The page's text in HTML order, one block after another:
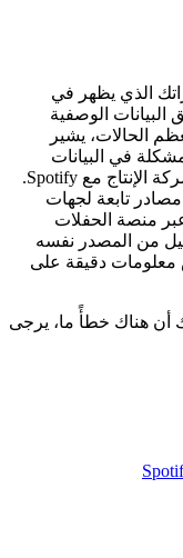
الذي يظهر في
الوصفية
الحالات، يشير
في البيانات
الوصفية الأساسية التي شاركها الموزِّع أو شركة الإنتاج مع Spotify.
مصادر تابعة لجهات
منصة الحفلات
من المصدر نفسه
معلومات دقيقة على
لك أن هناك خطأً ما، يرجى